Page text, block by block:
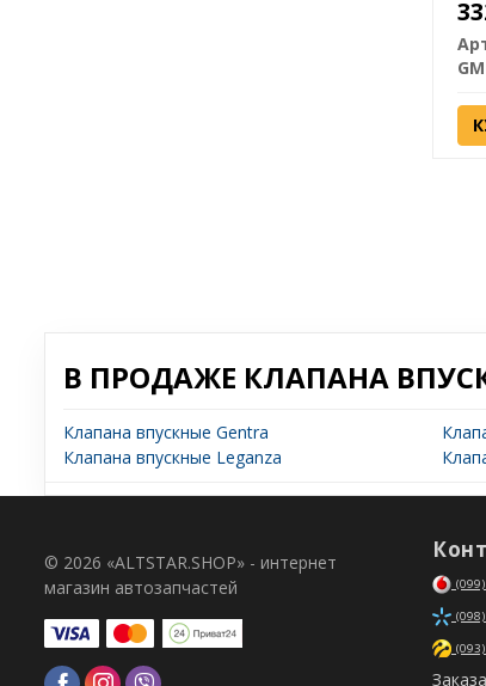
GM
В ПРОДАЖЕ КЛАПАНА
Клапана впускные Gentra
Клапана впускные Leganza
© 2026 «ALTSTAR.SHOP» - интернет
магазин автозапчастей
(099)
(098)
(093)